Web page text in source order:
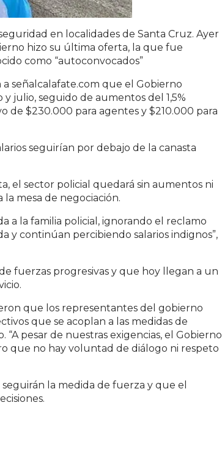
en localidades de Santa Cruz. Ayer
hizo su última oferta, la que fue
como “autoconvocados”
señalcalafate.com que el Gobierno
julio, seguido de aumentos del 1,5%
$230.000 para agentes y $210.000 para
seguirían por debajo de la canasta
el sector policial quedará sin aumentos ni
mesa de negociación.
a la familia policial, ignorando el reclamo
y continúan percibiendo salarios indignos”,
fuerzas progresivas y que hoy llegan a un
que los representantes del gobierno
que se acoplan a las medidas de
pesar de nuestras exigencias, el Gobierno
que no hay voluntad de diálogo ni respeto
la medida de fuerza y que el